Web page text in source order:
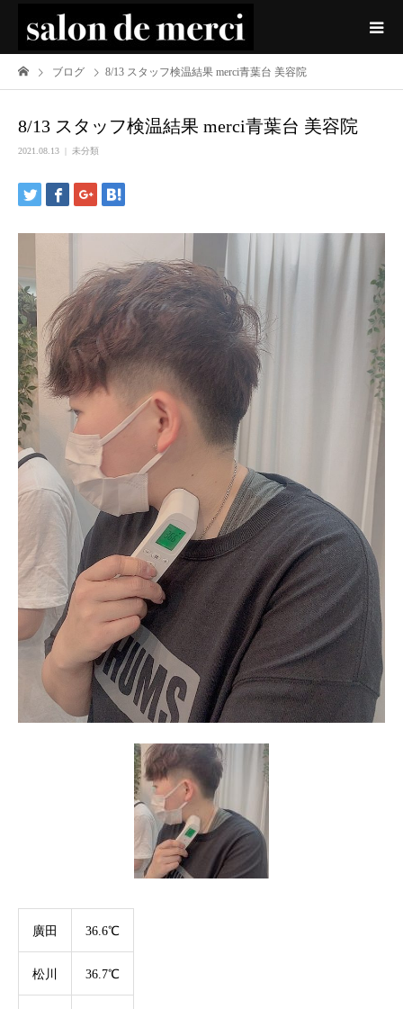
ブログ 8/13 スタッフ検温結果 merci青葉台 美容院
8/13 スタッフ検温結果 merci青葉台 美容院
2021.08.13 未分類
廣田 36.6℃
松川 36.7℃